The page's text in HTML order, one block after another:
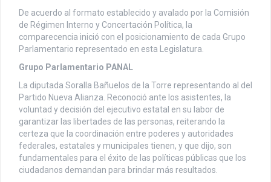
De acuerdo al formato establecido y avalado por la Comisión
de Régimen Interno y Concertación Política, la
comparecencia inició con el posicionamiento de cada Grupo
Parlamentario representado en esta Legislatura.
Grupo Parlamentario PANAL
La diputada Soralla Bañuelos de la Torre representando al del
Partido Nueva Alianza. Reconoció ante los asistentes, la
voluntad y decisión del ejecutivo estatal en su labor de
garantizar las libertades de las personas, reiterando la
certeza que la coordinación entre poderes y autoridades
federales, estatales y municipales tienen, y que dijo, son
fundamentales para el éxito de las políticas públicas que los
ciudadanos demandan para brindar más resultados.